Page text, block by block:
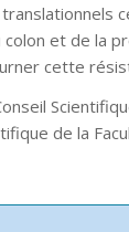
et de la
cette
de la